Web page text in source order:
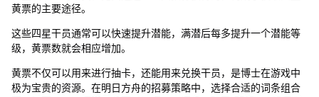
黄票的主要途径。
这些四星干员通常可以快速提升潜能，满潜后每多提升一个潜能等
级，黄票数就会相应增加。
黄票不仅可以用来进行抽卡，还能用来兑换干员，是博士在游戏中
极为宝贵的资源。在明日方舟的招募策略中，选择合适的词条组合